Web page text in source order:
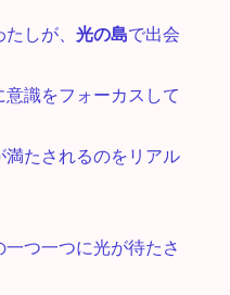
たしが、光の島で出会
意識をフォーカスして
たされるのをリアル
つ一つに光が待たさ